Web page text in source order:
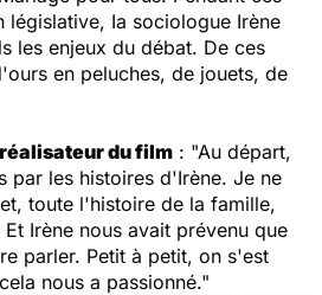
législative, Ia sociologue Irène
les enjeux du débat. De ces
en peluches, de jouets, de
du film : "Au départ,
par les histoires d'Irène. Je ne
toute l'histoire de la famille,
Irène nous avait prévenu que
parler. Petit à petit, on s'est
nous a passionné."